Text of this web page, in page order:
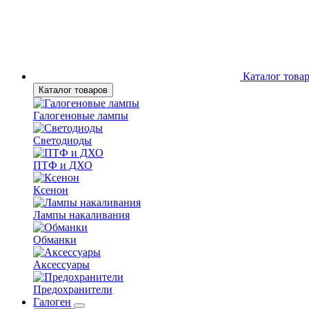
Каталог
Каталог товаров
Галогеновые лампы
Светодиоды
ПТФ и ДХО
Ксенон
Лампы накаливания
Обманки
Аксессуары
Предохранители
Галоген